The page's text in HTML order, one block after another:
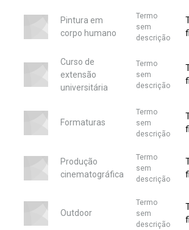
Pintura em
corpo humano
Termo
sem
descrição
Curso de
extensão
universitária
Termo
sem
descrição
Formaturas
Termo
sem
descrição
Produção
cinematográfica
Termo
sem
descrição
Outdoor
Termo
sem
descrição